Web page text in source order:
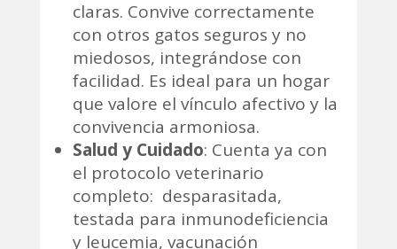
claras. Convive correctamente
con otros gatos seguros y no
miedosos, integrándose con
facilidad. Es ideal para un hogar
que valore el vínculo afectivo y la
convivencia armoniosa.
Salud y Cuidado: Cuenta ya con
el protocolo veterinario
completo: desparasitada,
testada para inmunodeficiencia
y leucemia, vacunación